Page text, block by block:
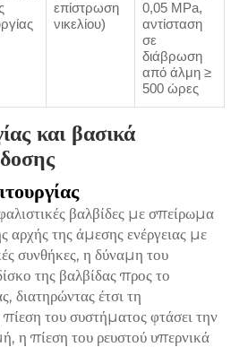
επίστρωση
νικελίου)
0,05 MPa,
αντίσταση
σε
διάβρωση
από άλμη ≥
500 ώρες
και βασικά
βαλβίδες με σπείρωμα
αρχής της άμεσης ενέργειας με
συνθήκες, η δύναμη του
της βαλβίδας προς το
διατηρώντας έτσι τη
του συστήματος φτάσει την
η πίεση του ρευστού υπερνικά